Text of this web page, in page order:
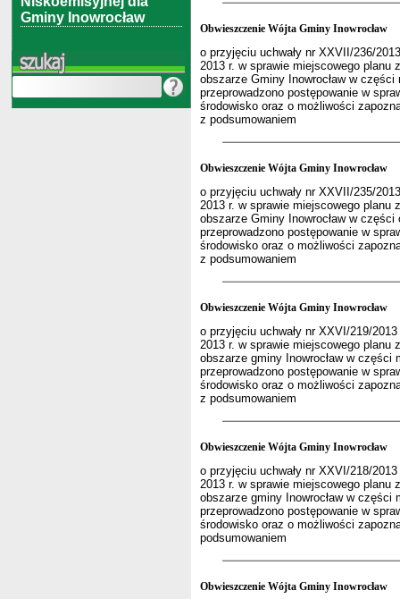
Gminy Inowrocław
Obwieszczenie Wójta Gminy Inowrocław
o przyjęciu uchwały nr XXVII/236/
2013 r. w sprawie miejscowego planu
obszarze Gminy Inowrocław w
przeprowadzono postępowanie w
środowisko oraz o możliwości
z podsumowaniem
Obwieszczenie Wójta Gminy Inowrocław
o przyjęciu uchwały nr XXVII/235/
2013 r. w sprawie miejscowego planu
obszarze Gminy Inowrocław w
przeprowadzono postępowanie w
środowisko oraz o możliwości
z podsumowaniem
Obwieszczenie Wójta Gminy Inowrocław
o przyjęciu uchwały nr XXVI/219/
2013 r. w sprawie miejscowego planu
obszarze gminy Inowrocław w
przeprowadzono postępowanie w
środowisko oraz o możliwości
z podsumowaniem
Obwieszczenie Wójta Gminy Inowrocław
o przyjęciu uchwały nr XXVI/218/
2013 r. w sprawie miejscowego planu
obszarze gminy Inowrocław w części
przeprowadzono postępowanie w
środowisko oraz o możliwości
podsumowaniem
Obwieszczenie Wójta Gminy Inowrocław